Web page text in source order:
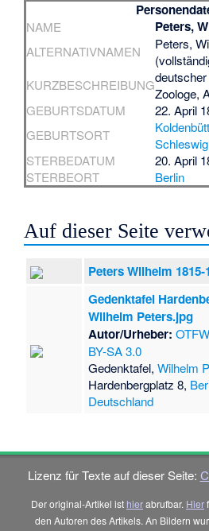
NAME Peters,
ALTERNATIVNAMEN
Peters,
KURZBESCHREIBUNG
Zoologe,
GEBURTSDATUM
22. April
GEBURTSORT
Schleswig
STERBEDATUM
20. April
STERBEORT
Berlin
Auf dieser Seite
Peters Wilhelm 1815-
Gedenktafel
Wilhelm Peters.jpg
Autor/Urheber: OTFW
BY-SA 3.0
Gedenktafel,Wilhelm
Hardenbergplatz 8,
Deutschland
Lizenz für Texte auf dieser Seite:
Der original-Artikel ist hierabrufbar. Hier
den Autoren des Artikels. An Bildern